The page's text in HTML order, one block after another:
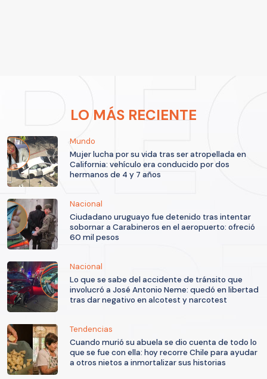
LO MÁS RECIENTE
Mundo
Mujer lucha por su vida tras ser atropellada en
California: vehículo era conducido por dos
hermanos de 4 y 7 años
Nacional
Ciudadano uruguayo fue detenido tras intentar
sobornar a Carabineros en el aeropuerto: ofreció
60 mil pesos
Nacional
Lo que se sabe del accidente de tránsito que
involucró a José Antonio Neme: quedó en libertad
tras dar negativo en alcotest y narcotest
Tendencias
Cuando murió su abuela se dio cuenta de todo lo
que se fue con ella: hoy recorre Chile para ayudar
a otros nietos a inmortalizar sus historias